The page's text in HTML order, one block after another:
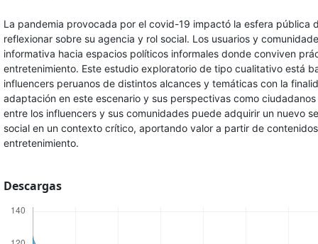
La pandemia provocada por el covid-19 impactó la esfera pública
reflexionar sobre su agencia y rol social. Los usuarios y
informativa hacia espacios políticos informales donde conviven
entretenimiento. Este estudio exploratorio de tipo cualitativo está
influencers peruanos de distintos alcances y temáticas con la
adaptación en este escenario y sus perspectivas como
entre los influencers y sus comunidades puede adquirir un nuevo
social en un contexto crítico, aportando valor a partir de
entretenimiento.
Descargas